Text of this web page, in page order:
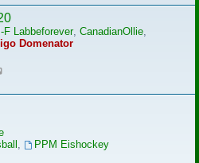
F Labbeforever, CanadianOllie
Domenator
u
t
e
PPM Eishockey